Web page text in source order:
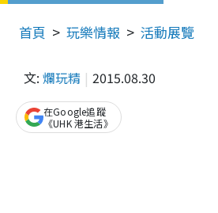
首頁 玩樂情報 活動展覽
文: 爛玩精 2015.08.30
在Google追蹤
《UHK 港生活》